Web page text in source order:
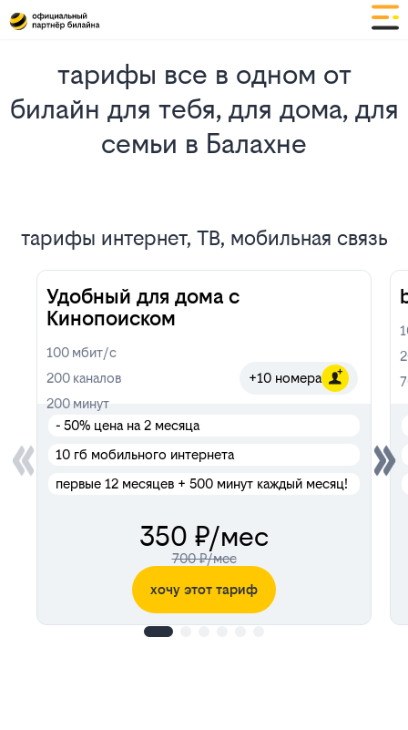
тарифы все в одном от
билайн для тебя, для дома, для
семьи в Балахне
тарифы интернет, ТВ, мобильная связь
Удобный для дома с
Кинопоиском
100 мбит/с
200 каналов
200 минут
+10 номера
- 50% цена на 2 месяца
10 гб мобильного интернета
первые 12 месяцев + 500 минут каждый месяц!
350 ₽/мес
700 ₽/мес
хочу этот тариф